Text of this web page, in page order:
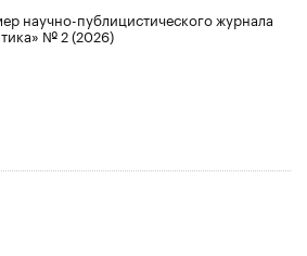
научно-публицистического журнала
№ 2 (2026)